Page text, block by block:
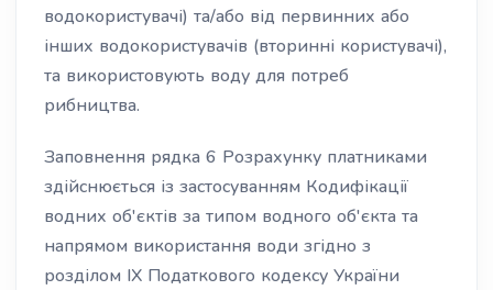
водокористувачі) та/або від первинних або
інших водокористувачів (вторинні користувачі),
та використовують воду для потреб
рибництва.
Заповнення рядка 6 Розрахунку платниками
здійснюється із застосуванням Кодифікації
водних об'єктів за типом водного об'єкта та
напрямом використання води згідно з
розділом IX Податкового кодексу України